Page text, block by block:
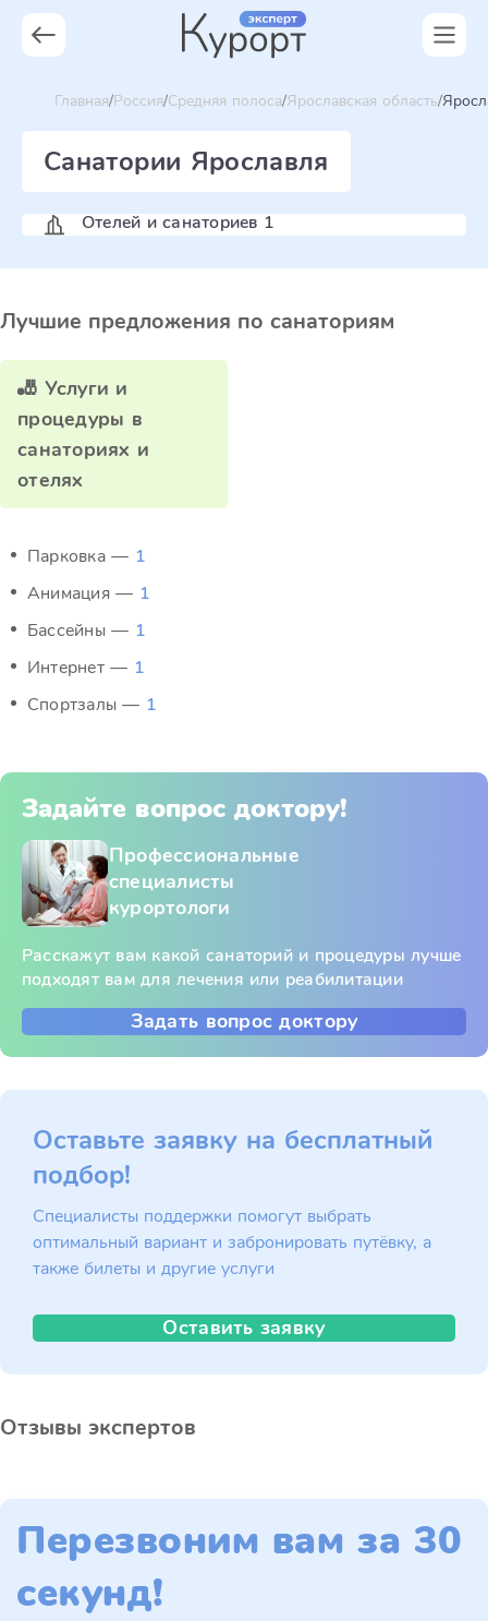
Главная Россия Средняя полоса Ярославская область
Санатории Ярославля
Отелей и санаториев 1
Лучшие предложения по санаториям
🎳 Услуги и
процедуры в
санаториях и
отелях
Парковка — 1
Анимация — 1
Бассейны — 1
Интернет — 1
Спортзалы — 1
Задайте вопрос доктору!
Профессиональные
специалисты
курортологи
Расскажут вам какой санаторий и процедуры лучше
подходят вам для лечения или реабилитации
Задать вопрос доктору
Оставьте заявку на бесплатный
подбор!
Специалисты поддержки помогут выбрать
оптимальный вариант и забронировать путёвку, а
также билеты и другие услуги
Оставить заявку
Отзывы экспертов
Перезвоним вам за 30
секунд!